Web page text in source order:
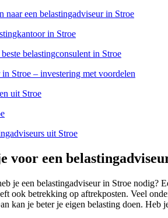
naar een belastingadviseur in Stroe
in Stroe
belastingconsulent in Stroe
Stroe – investering met voordelen
uit Stroe
uit Stroe
voor een
je een belastingadviseur in Stroe nodig?
ook betrekking op aftrekposten. Veel
kan je beter je eigen belasting doen.